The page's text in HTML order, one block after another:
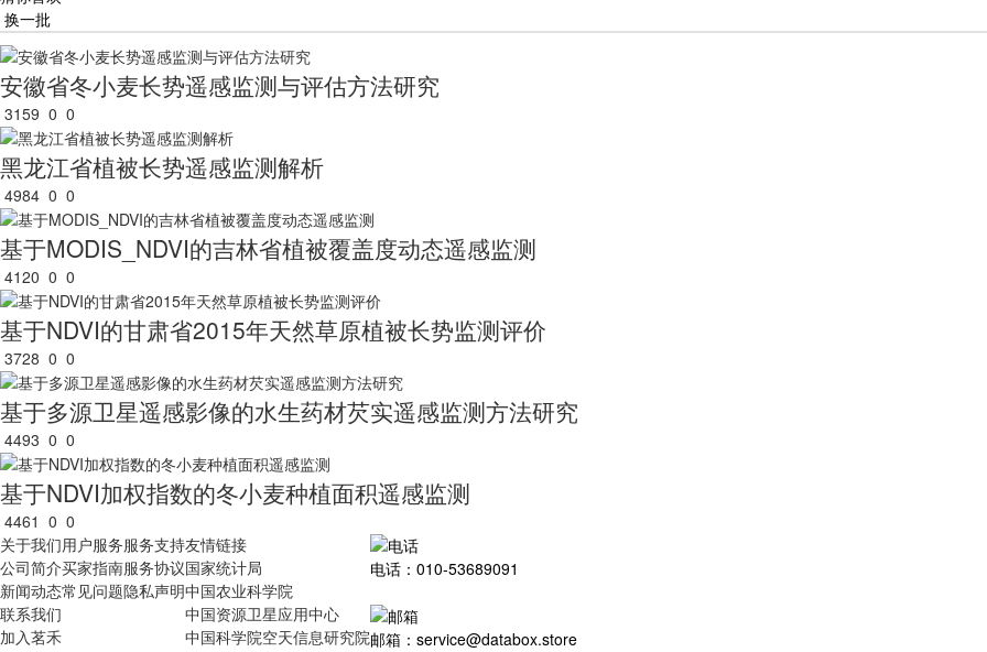
换一批
安徽省冬小麦长势遥感监测与评估方法研究
3159 0 0
黑龙江省植被长势遥感监测解析
4984 0 0
基于MODIS_NDVI的吉林省植被覆盖度动态遥感监测
4120 0 0
基于NDVI的甘肃省2015年天然草原植被长势监测评价
3728 0 0
基于多源卫星遥感影像的水生药材芡实遥感监测方法研究
4493 0 0
基于NDVI加权指数的冬小麦种植面积遥感监测
4461 0 0
关于我们
公司简介
新闻动态
联系我们
加入茗禾
用户服务
买家指南
常见问题
服务支持
服务协议
隐私声明
友情链接
国家统计局
中国农业科学院
中国资源卫星应用中心
中国科学院空天信息研究院
电话：010-53689091
邮箱：service@databox.store